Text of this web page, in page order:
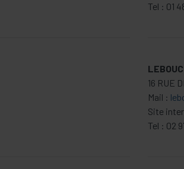
Tel : 01
16 RUE
Mail :
Site
Tel : 02